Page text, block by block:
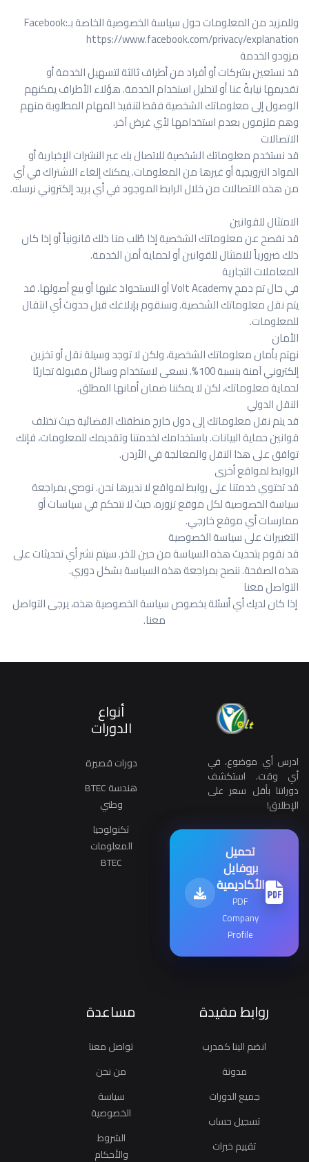
وللمزيد من المعلومات حول سياسة الخصوصية الخاصة بـFacebook:
https://www.facebook.com/privacy/explanation
مزودو الخدمة
قد نستعين بشركات أو أفراد من أطراف ثالثة لتسهيل الخدمة أو
تقديمها نيابةً عنا أو لتحليل استخدام الخدمة. هؤلاء الأطراف يمكنهم
الوصول إلى معلوماتك الشخصية فقط لتنفيذ المهام المطلوبة منهم
وهم ملزمون بعدم استخدامها لأي غرض آخر.
الاتصالات
قد نستخدم معلوماتك الشخصية للاتصال بك عبر النشرات الإخبارية أو
المواد الترويجية أو غيرها من المعلومات. يمكنك إلغاء الاشتراك في أي
من هذه الاتصالات من خلال الرابط الموجود في أي بريد إلكتروني نرسله.
الامتثال للقوانين
قد نفصح عن معلوماتك الشخصية إذا طُلب منا ذلك قانونياً أو إذا كان
ذلك ضرورياً للامتثال للقوانين أو لحماية أمن الخدمة.
المعاملات التجارية
في حال تم دمجVolt Academyأو الاستحواذ عليها أو بيع أصولها، قد
يتم نقل معلوماتك الشخصية. وسنقوم بإبلاغك قبل حدوث أي انتقال
للمعلومات.
الأمان
نهتم بأمان معلوماتك الشخصية، ولكن لا توجد وسيلة نقل أو تخزين
إلكتروني آمنة بنسبة 100%. نسعى لاستخدام وسائل مقبولة تجاريًا
لحماية معلوماتك، لكن لا يمكننا ضمان أمانها المطلق.
النقل الدولي
قد يتم نقل معلوماتك إلى دول خارج منطقتك القضائية حيث تختلف
قوانين حماية البيانات. باستخدامك لخدمتنا وتقديمك للمعلومات، فإنك
توافق على هذا النقل والمعالجة في الأردن.
الروابط لمواقع أخرى
قد تحتوي خدمتنا على روابط لمواقع لا نديرها نحن. نوصي بمراجعة
سياسة الخصوصية لكل موقع تزوره، حيث لا نتحكم في سياسات أو
ممارسات أي موقع خارجي.
التغييرات على سياسة الخصوصية
قد نقوم بتحديث هذه السياسة من حين لآخر. سيتم نشر أي تحديثات على
هذه الصفحة. ننصح بمراجعة هذه السياسة بشكل دوري.
التواصل معنا
إذا كان لديك أي أسئلة بخصوص سياسة الخصوصية هذه، يرجى التواصل
معنا.
ادرس أي موضوع، في
أي وقت. استكشف
دوراتنا بأقل سعر على
الإطلاق!
تحميل
بروفايل
الأكاديمية
PDF
Company
Profile
أنواع
الدورات
دورات قصيرة
هندسة BTEC
وطني
تكنولوجيا
المعلومات
BTEC
روابط مفيدة
انضم الينا كمدرب
مدونة
جميع الدورات
تسجيل حساب
تقييم خبرات
مساعدة
تواصل معنا
من نحن
سياسة
الخصوصية
الشروط
والأحكام